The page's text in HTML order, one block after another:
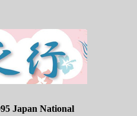
Japan National